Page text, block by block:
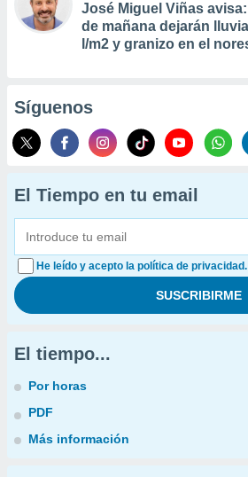
José Miguel Viñas
de mañana dejarán
l/m2 y granizo en el
Síguenos
El Tiempo en tu email
He leído y acepto la política de privacidad.
El tiempo...
Por horas
PDF
Más información